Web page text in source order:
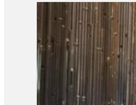
ជាមួយលោកគ្រូ ស៊្រុន ស្រ៊ន ទេ ដល់ថ្ងៃ
ដំបូងរាជធានីភ្នំពេញ លោក អ៊ី រិន្ទ
កម្ពុជា (CCHR) លោក រស់ សារ៉ាត់
គាត់ហ្នឹងគឺទី១គឺពន្លឿននីតិវិធីឱ្យបា
យើងអត់ដឹងថាគាត់ប្រព្រឹត្តបទល្មើ
កក្កដា ឆ្នាំ២០២៤ សមត្ថកិច្ចបានច
ការបង្កើតតំបន់ត្រីកោណអភិវឌ្ឍន៍កម្
នានាពីគម្រោង CLV-DTA មានអ្
ចក់ ប៊ានមុន្នី។ សំណុំរឿងទី២ មានល